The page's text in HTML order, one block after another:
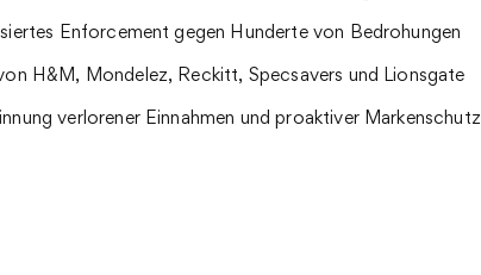
Enforcement gegen Hunderte von Bedrohungen
H&M, Mondelez, Reckitt, Specsavers und Lionsgate
verlorener Einnahmen und proaktiver Markenschutz